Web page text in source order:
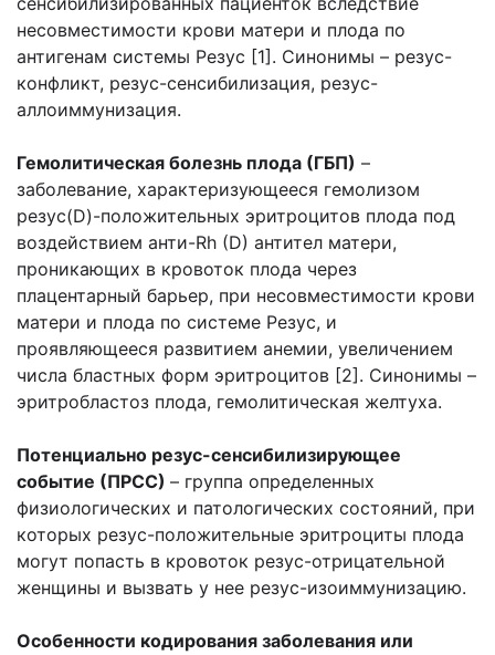
несовместимости крови матери и плода по
антигенам системы Резус [1]. Синонимы – резус-
конфликт, резус-сенсибилизация, резус-
аллоиммунизация.
Гемолитическая болезнь плода (ГБП) –
заболевание, характеризующееся гемолизом
резус(D)-положительных эритроцитов плода под
воздействием анти-Rh (D) антител матери,
проникающих в кровоток плода через
плацентарный барьер, при несовместимости крови
матери и плода по системе Резус, и
проявляющееся развитием анемии, увеличением
числа бластных форм эритроцитов [2]. Синонимы –
эритробластоз плода, гемолитическая желтуха.
Потенциально резус-сенсибилизирующее
событие (ПРСС) – группа определенных
физиологических и патологических состояний, при
которых резус-положительные эритроциты плода
могут попасть в кровоток резус-отрицательной
женщины и вызвать у нее резус-изоиммунизацию.
Особенности кодирования заболевания или